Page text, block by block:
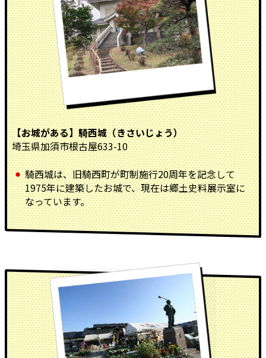
【お城がある】騎西城（きさいじょう）
埼玉県加須市根古屋633-10
騎西城は、旧騎西町が町制施行20周年を記念して
1975年に建築したお城で、現在は郷土史料展示室に
なっています。